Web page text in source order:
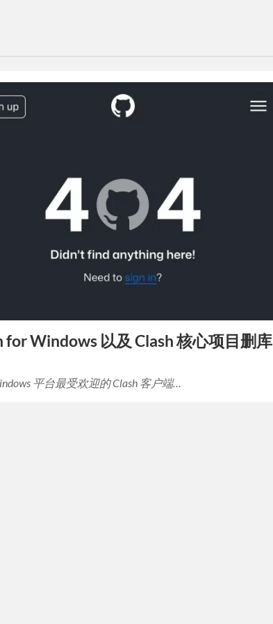
for Windows 以及 Clash 核心项目删库
平台最受欢迎的 Clash 客户端…